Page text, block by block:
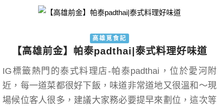
高雄覓食記
【高雄前金】帕泰padthai|泰式料理好味道
IG標籤熱門的泰式料理店-帕泰padthai，位於愛河附
近，每一道菜都很好下飯，味道非常道地又很溫和～現
場候位客人很多，建議大家務必要提早來劃位，這次等